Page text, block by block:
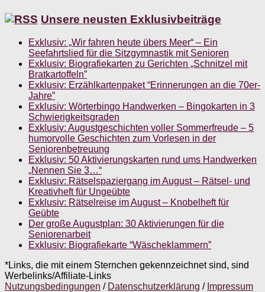
Unsere neusten Exklusivbeiträge
Exklusiv: „Wir fahren heute übers Meer“ – Ein
Seefahrtslied für die Sitzgymnastik mit Senioren
Exklusiv: Biografiekarten zu Gerichten „Schnitzel mit
Bratkartoffeln”
Exklusiv: Erzählkartenpaket “Erinnerungen an die 70er-
Jahre”
Exklusiv: Wörterbingo Handwerken – Bingokarten in 3
Schwierigkeitsgraden
Exklusiv: Augustgeschichten voller Sommerfreude – 5
humorvolle Geschichten zum Vorlesen in der
Seniorenbetreuung
Exklusiv: 50 Aktivierungskarten rund ums Handwerken
„Nennen Sie 3…“
Exklusiv: Rätselspaziergang im August – Rätsel- und
Kreativheft für Ungeübte
Exklusiv: Rätselreise im August – Knobelheft für
Geübte
Der große Augustplan: 30 Aktivierungen für die
Seniorenarbeit
Exklusiv: Biografiekarte “Wäscheklammern”
*Links, die mit einem Sternchen gekennzeichnet sind, sind
Werbelinks/Affiliate-Links
Nutzungsbedingungen / Datenschutzerklärung / Impressum